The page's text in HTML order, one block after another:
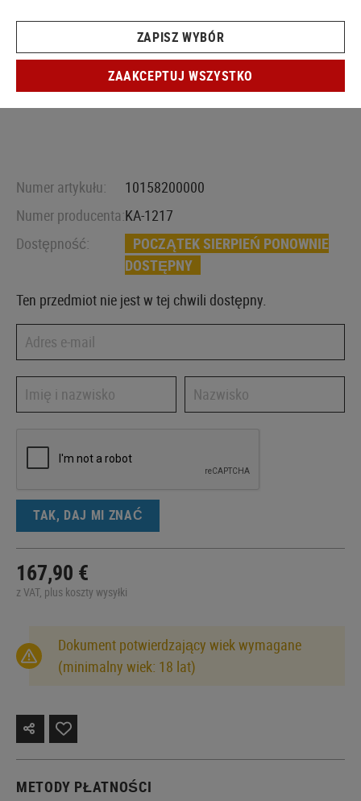
Numer artykułu:
10158200000
Numer producenta:KA-1217
Dostępność:
POCZĄTEK SIERPIEŃ PONOWNIE
DOSTĘPNY
Ten przedmiot nie jest w tej chwili dostępny.
TAK, DAJ MI ZNAĆ
167,90 €
z VAT, plus koszty wysyłki
Dokument potwierdzający wiek wymagane
(minimalny wiek: 18 lat)
METODY PŁATNOŚCI
ZAPISZ WYBÓR
ZAAKCEPTUJ WSZYSTKO